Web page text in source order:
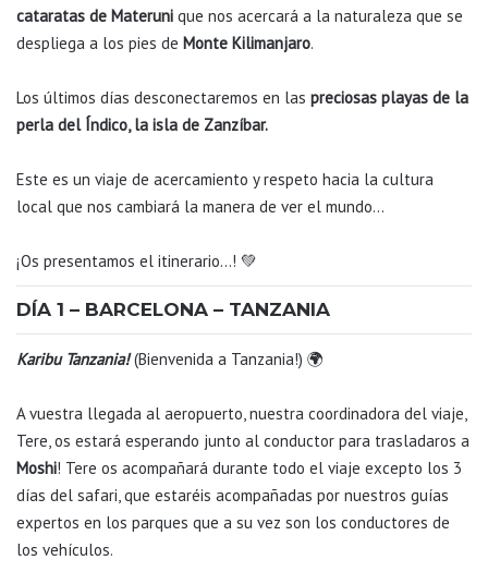
cataratas de Materuni que nos acercará a la naturaleza que se
despliega a los pies de Monte Kilimanjaro.
Los últimos días desconectaremos en las preciosas playas de la
perla del Índico, la isla de Zanzíbar.
Este es un viaje de acercamiento y respeto hacia la cultura
local que nos cambiará la manera de ver el mundo…
¡Os presentamos el itinerario…! 💚
DÍA 1 – BARCELONA – TANZANIA
Karibu Tanzania!(Bienvenida a Tanzania!) 🌍
A vuestra llegada al aeropuerto, nuestra coordinadora del viaje,
Tere, os estará esperando junto al conductor para trasladaros a
Moshi! Tere os acompañará durante todo el viaje excepto los 3
días del safari, que estaréis acompañadas por nuestros guías
expertos en los parques que a su vez son los conductores de
los vehículos.